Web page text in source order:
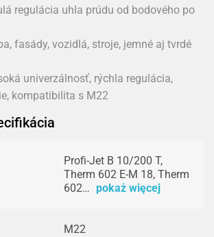
regulácia uhla prúdu od bodového po
fasády, vozidlá, stroje, jemné aj tvrdé
univerzálnosť, rýchla regulácia,
kompatibilita s M22
Profi-Jet B 10/200 T,
Therm 602 E-M 18, Therm
602… pokaż więcej
M22